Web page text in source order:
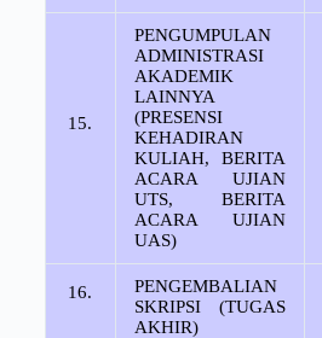
15.
PENGUMPULAN
ADMINISTRASI
AKADEMIK
LAINNYA
(PRESENSI
KEHADIRAN
KULIAH, BERITA
ACARA UJIAN
UTS, BERITA
ACARA UJIAN
UAS)
16.
PENGEMBALIAN
SKRIPSI (TUGAS
AKHIR)